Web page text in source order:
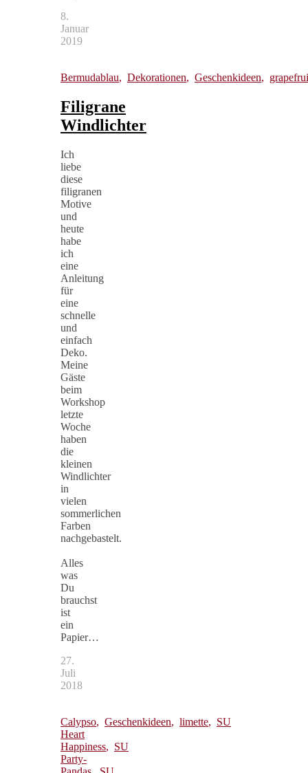
8.
Januar
2019
Bermudablau, Dekorationen, Geschenkideen,
Filigrane
Windlichter
Ich
liebe
diese
filigranen
Motive
und
heute
habe
ich
eine
Anleitung
für
eine
schnelle
und
einfach
Deko.
Meine
Gäste
beim
Workshop
letzte
Woche
haben
die
kleinen
Windlichter
in
vielen
sommerlichen
Farben
nachgebastelt.
Alles
was
Du
brauchst
ist
ein
Papier…
27.
Juli
2018
Calypso, Geschenkideen, limette, SU
Heart
Happiness, SU
Party-